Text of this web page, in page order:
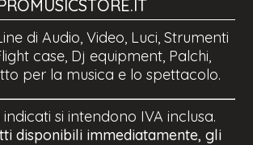
di Audio, Video, Luci, Strumenti
case, Dj equipment, Palchi,
per la musica e lo spettacolo.
si intendono IVA inclusa.
disponibili immediatamente, gli